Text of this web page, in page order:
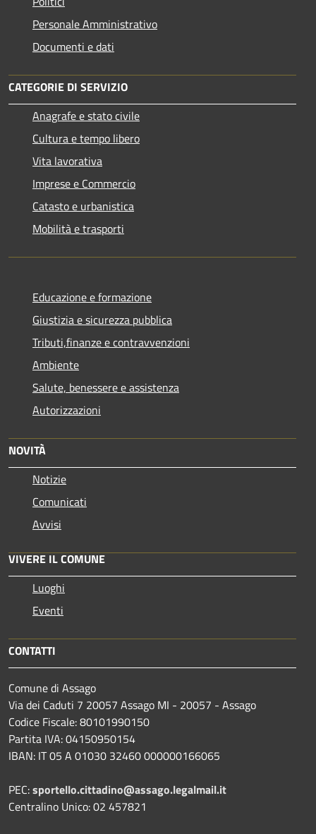
Personale Amministrativo
Documenti e dati
CATEGORIE DI SERVIZIO
Anagrafe e stato civile
Cultura e tempo libero
Vita lavorativa
Imprese e Commercio
Catasto e urbanistica
Mobilità e trasporti
Educazione e formazione
Giustizia e sicurezza pubblica
Tributi,finanze e contravvenzioni
Ambiente
Salute, benessere e assistenza
Autorizzazioni
NOVITÀ
Notizie
Comunicati
Avvisi
VIVERE IL COMUNE
Luoghi
Eventi
CONTATTI
Comune di Assago
Via dei Caduti 7 20057 Assago MI - 20057 - Assago
Codice Fiscale: 80101990150
Partita IVA: 04150950154
IBAN: IT 05 A 01030 32460 000000166065
PEC:sportello.cittadino@assago.legalmail.it
Centralino Unico: 02 457821